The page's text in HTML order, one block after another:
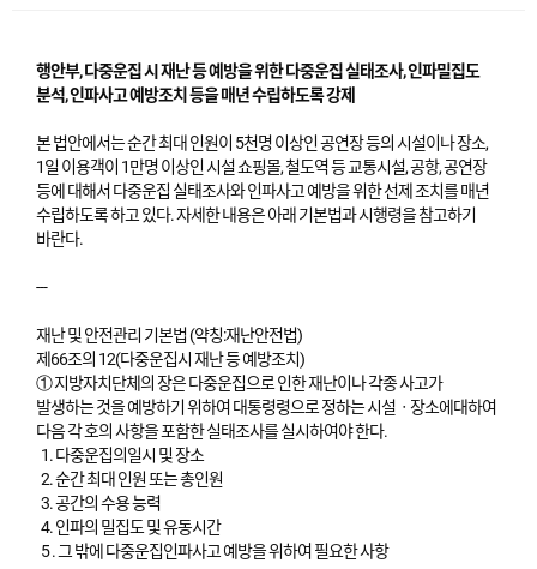
행안부, 다중운집 시 재난 등 예방을 위한 다중운집 실태조사, 인파밀집도
분석, 인파사고 예방조치 등을 매년 수립하도록 강제
본 법안에서는 순간 최대 인원이 5천명 이상인 공연장 등의 시설이나 장소,
1일 이용객이 1만명 이상인 시설 쇼핑몰, 철도역 등 교통시설, 공항, 공연장
등에 대해서 다중운집 실태조사와 인파사고 예방을 위한 선제 조치를 매년
수립하도록 하고 있다. 자세한 내용은 아래 기본법과 시행령을 참고하기
바란다.
---
재난 및 안전관리 기본법 (약칭:재난안전법)
제66조의 12(다중운집시 재난 등 예방조치)
① 지방자치단체의 장은 다중운집으로 인한 재난이나 각종 사고가
발생하는 것을 예방하기 위하여 대통령령으로 정하는 시설ㆍ장소에대하여
다음 각 호의 사항을 포함한 실태조사를 실시하여야 한다.
1. 다중운집의일시 및 장소
2. 순간 최대 인원 또는 총인원
3. 공간의 수용 능력
4. 인파의 밀집도 및 유동시간
5 . 그 밖에 다중운집인파사고 예방을 위하여 필요한 사항